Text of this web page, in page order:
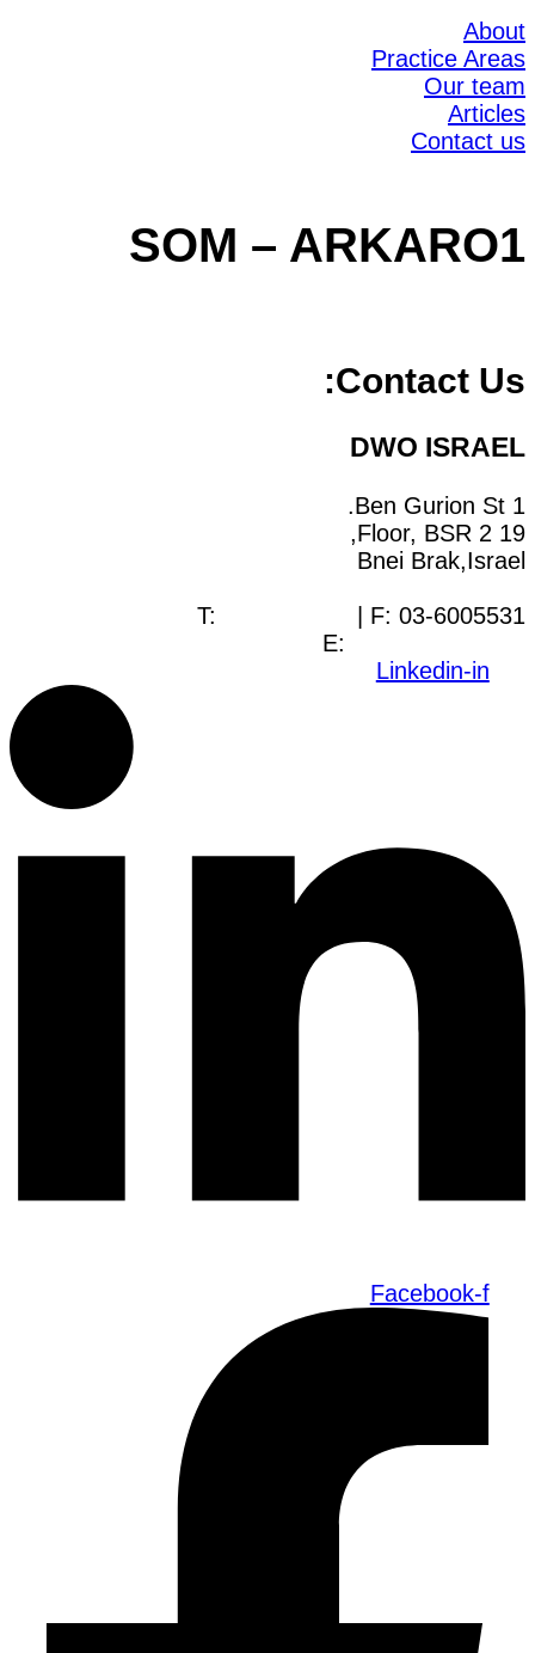
About
Practice Areas
Our team
Articles
Contact us
SOM – ARKARO1
Contact Us:
DWO ISRAEL
1 Ben Gurion St.
19 Floor, BSR 2,
Bnei Brak,Israel
T:
| F: 03-6005531
E:
Linkedin-in
Facebook-f